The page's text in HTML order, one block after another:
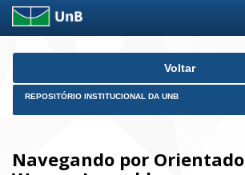
Skip
Voltar
REPOSITÓRIO INSTITUCIONAL DA UNB
Navegando por